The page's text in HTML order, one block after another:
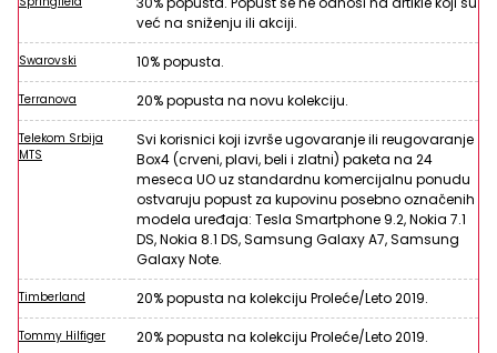
već na sniženju ili akciji.
Swarovski 10% popusta.
Terranova 20% popusta na novu kolekciju.
Telekom Srbija
MTS
Svi korisnici koji izvrše ugovaranje ili reugovaranje
Box4 (crveni, plavi, beli i zlatni) paketa na 24
meseca UO uz standardnu komercijalnu ponudu
ostvaruju popust za kupovinu posebno označenih
modela uređaja: Tesla Smartphone 9.2, Nokia 7.1
DS, Nokia 8.1 DS, Samsung Galaxy A7, Samsung
Galaxy Note.
Timberland 20% popusta na kolekciju Proleće/Leto 2019.
Tommy Hilfiger 20% popusta na kolekciju Proleće/Leto 2019.